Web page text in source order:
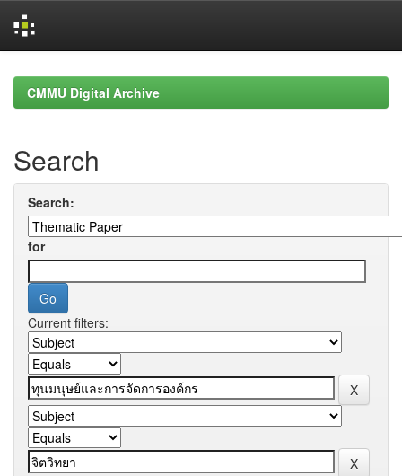
navigationCMMU Digital Archive
Search
Search:
for
Current filters: